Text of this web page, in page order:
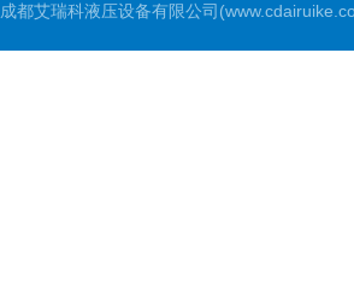
成都艾瑞科液压设备有限公司